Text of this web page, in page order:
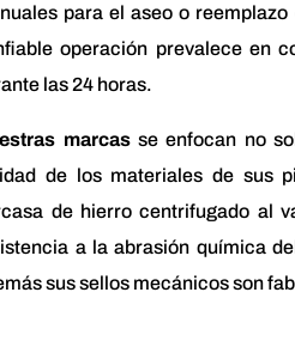
para el aseo o
operación prevalece en
las 24 horas.
marcasse enfocan no
de los materiales de sus
de hierro centrifugado al
a la abrasión química
sus sellos mecánicos son